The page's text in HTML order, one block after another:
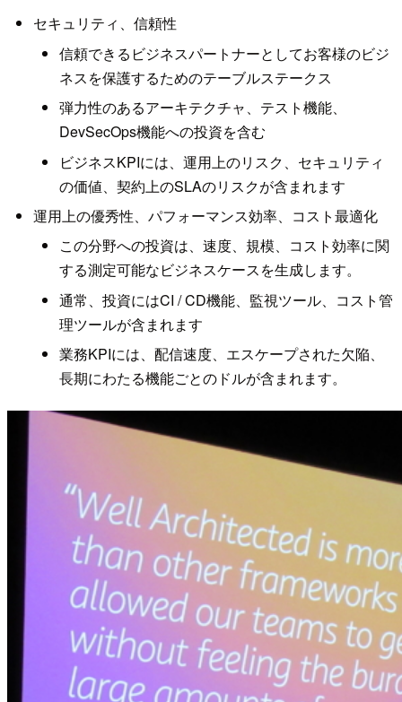
セキュリティ、信頼性
信頼できるビジネスパートナーとしてお客様のビジ
ネスを保護するためのテーブルステークス
弾力性のあるアーキテクチャ、テスト機能、
DevSecOps機能への投資を含む
ビジネスKPIには、運用上のリスク、セキュリティ
の価値、契約上のSLAのリスクが含まれます
運用上の優秀性、パフォーマンス効率、コスト最適化
この分野への投資は、速度、規模、コスト効率に関
する測定可能なビジネスケースを生成します。
通常、投資にはCI / CD機能、監視ツール、コスト管
理ツールが含まれます
業務KPIには、配信速度、エスケープされた欠陥、
長期にわたる機能ごとのドルが含まれます。